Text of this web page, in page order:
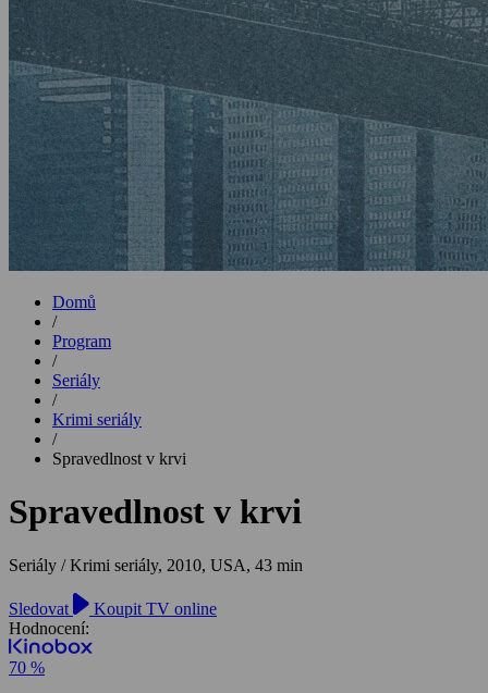
Domů
/
Program
/
Seriály
/
Krimi seriály
/
Spravedlnost v krvi
Spravedlnost v krvi
Seriály / Krimi seriály, 2010, USA, 43 min
Sledovat
Koupit TV online
Hodnocení:
70 %